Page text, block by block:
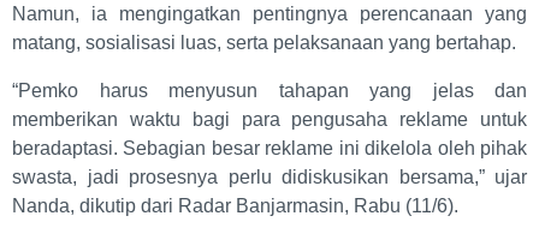
Namun, ia mengingatkan pentingnya perencanaan yang
matang, sosialisasi luas, serta pelaksanaan yang bertahap.
“Pemko harus menyusun tahapan yang jelas dan
memberikan waktu bagi para pengusaha reklame untuk
beradaptasi. Sebagian besar reklame ini dikelola oleh pihak
swasta, jadi prosesnya perlu didiskusikan bersama,” ujar
Nanda, dikutip dari Radar Banjarmasin, Rabu (11/6).